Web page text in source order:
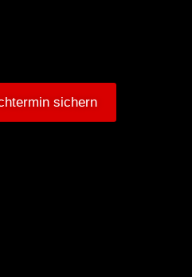
sichern